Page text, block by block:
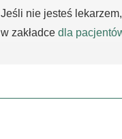
Jeśli nie jesteś
w zakładce dla